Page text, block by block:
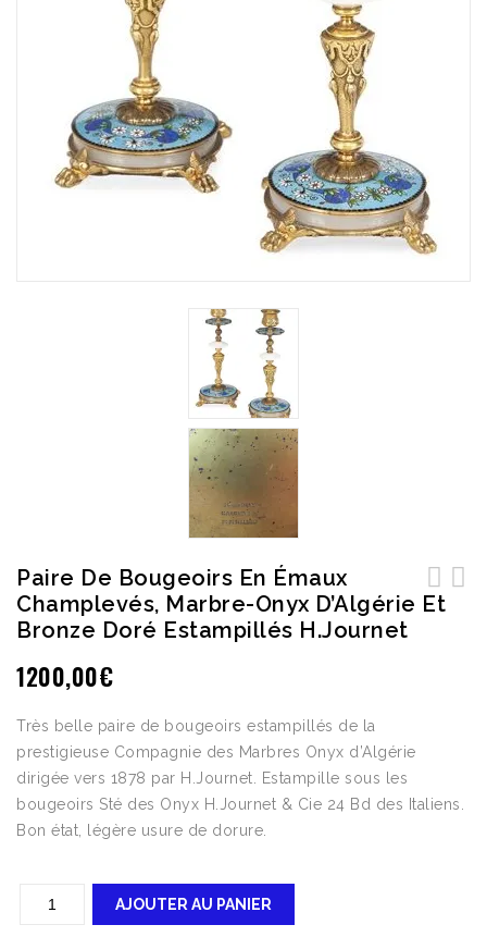
Paire De Bougeoirs En Émaux
Champlevés, Marbre-Onyx D’Algérie Et
Bronze Doré Estampillés H.Journet
1200,00€
Très belle paire de bougeoirs estampillés de la
prestigieuse Compagnie des Marbres Onyx d’Algérie
dirigée vers 1878 par H.Journet. Estampille sous les
bougeoirs Sté des Onyx H.Journet & Cie 24 Bd des Italiens.
Bon état, légère usure de dorure.
AJOUTER AU PANIER